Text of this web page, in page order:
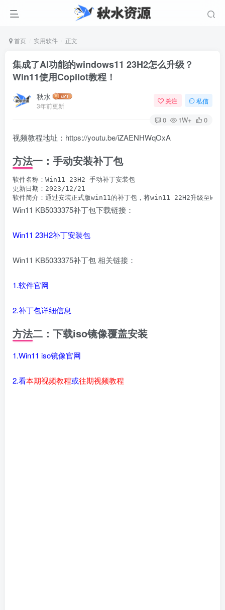
首页 实用软件 正文
集成了AI功能的windows11 23H2怎么升级？
Win11使用Copilot教程！
秋水
3年前更新
关注 私信
0 1W+ 0
视频教程地址：https://youtu.be/iZAENHWqOxA
方法一：手动安装补丁包
软件名称：Win11 23H2 手动补丁安装包
更新日期：2023/12/21
软件简介：通过安装正式版win11的补丁包，将win11 22H2升级至
Win11 KB5033375补丁包下载链接：
Win11 23H2补丁安装包
Win11 KB5033375补丁包 相关链接：
1.软件官网
2.补丁包详细信息
方法二：下载iso镜像覆盖安装
1.Win11 iso镜像官网
2.看本期视频教程或往期视频教程